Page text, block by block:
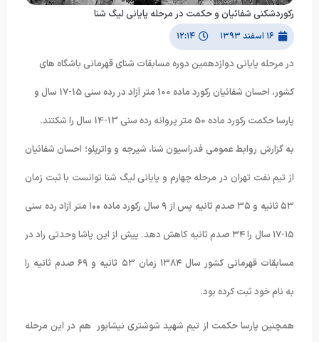
رکوردشکنی شفائیان و حکمت در مرحله پایانی لیگ شنا
۱۶ اسفند ۱۳۹۳ ۱۲:۱۴
در مرحله پایانی دوازدهمین دوره مسابقات شنای قهرمانی باشگاه های
کشور، احسان شفائیان رکورد ماده 100 متر آزاد در رده سنی 15-17 سال و
پارسا حکمت رکورد ماده 50 متر پروانه رده سنی 13-14 سال را شکتند.
به گزارش روابط عمومی فدراسیون شنا، شیرجه و واترپلو؛ احسان شفائیان
از تیم نفت تهران در مرحله چهارم و پایانی لیگ شنا توانست با ثبت زمان
۵۳ ثانیه و ۳۵ صدم ثانیه پس از ۹ سال رکورد ماده ۱۰۰ متر آزاد رده سنی
۱۵-۱۷ سال را ۳۴ صدم ثانیه کاهش دهد. پیش از این پاشا وحدتی راد در
مسابقات قهرمانی کشور سال ۱۳۸۴ زمان ۵۳ ثانیه و ۶۹ صدم ثانیه را
به نام خود ثبت کرده بود.
همچنین پارسا حکمت از تیم شهید شوشتری نیشابور هم در این مرحله